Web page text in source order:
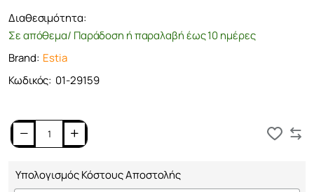
Διαθεσιμότητα:
Σε απόθεμα/ Παράδοση ή παραλαβή έως 10 ημέρες
Brand: Estia
Κωδικός: 01-29159
Υπολογισμός Κόστους Αποστολής